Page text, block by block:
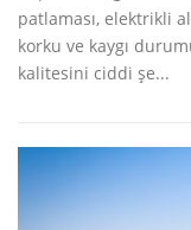
patlaması, elektrikli
korku ve kaygı
kalitesini ciddi şe...